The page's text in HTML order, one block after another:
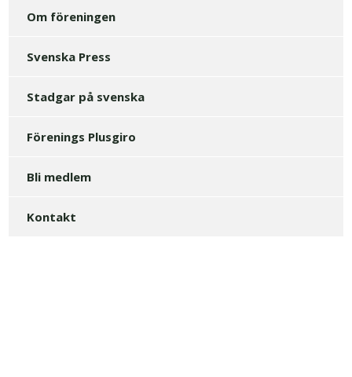
Om föreningen
Svenska Press
Stadgar på svenska
Förenings Plusgiro
Bli medlem
Kontakt